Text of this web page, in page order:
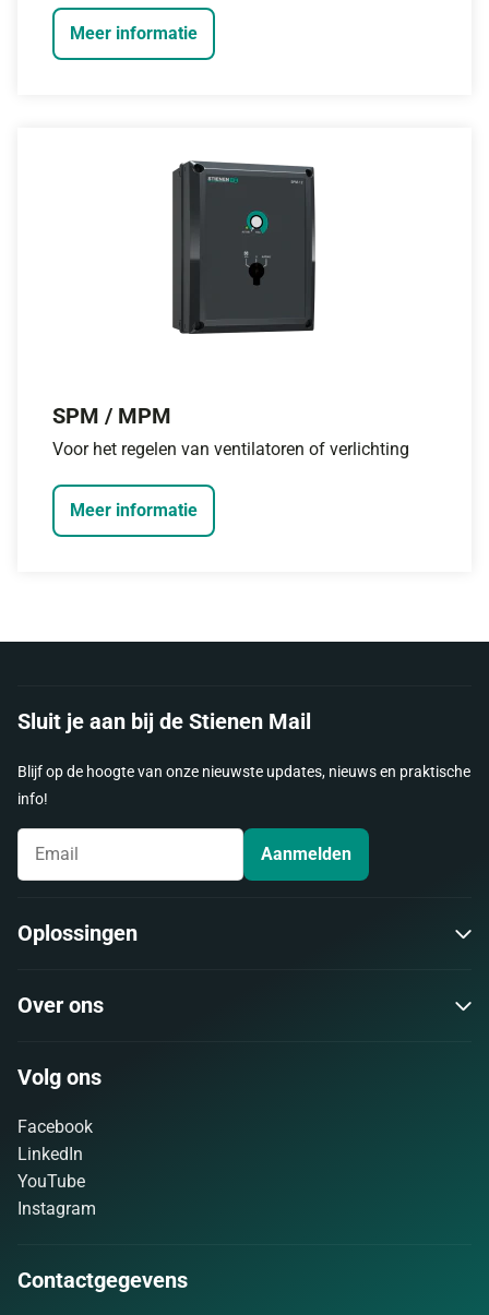
Meer informatie
SPM / MPM
Voor het regelen van ventilatoren of verlichting
Meer informatie
Sluit je aan bij de Stienen Mail
Blijf op de hoogte van onze nieuwste updates, nieuws en praktische
info!
Aanmelden
Oplossingen
Over ons
Volg ons
Facebook
LinkedIn
YouTube
Instagram
Contactgegevens